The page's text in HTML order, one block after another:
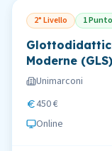
2° Livello 1
Moderne (GLS)
Unimarconi
450 €
Online